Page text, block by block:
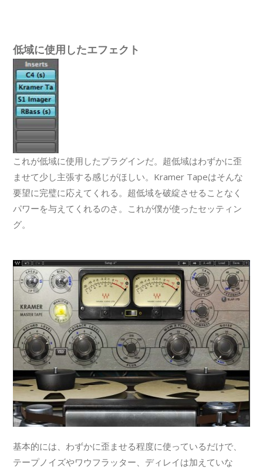
低域に使用したエフェクト
これが低域に使用したプラグインだ。超低域はわずかに歪
ませて少し主張する感じがほしい。Kramer Tapeはそんな
要望に完璧に応えてくれる。超低域を破綻させることなく
パワーを与えてくれるのさ。これが僕が使ったセッティン
グ。
基本的には、わずかに歪ませる程度に使っているだけで、
テープノイズやワウフラッター、ディレイは加えていな